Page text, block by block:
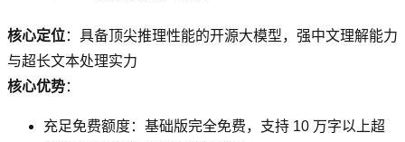
核心定位：具备顶尖推理性能的开源大模型，强中文理解能力
与超长文本处理实力
核心优势：
充足免费额度：基础版完全免费，支持 10 万字以上超